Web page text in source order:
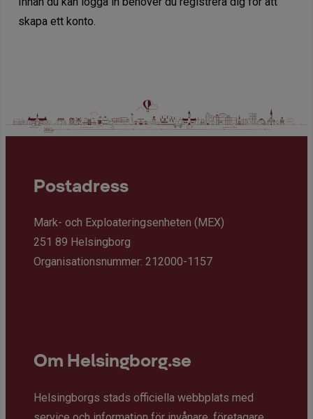
skapa ett konto.
Postadress
Mark- och Exploateringsenheten (MEX)
251 89 Helsingborg
Organisationsnummer: 212000-1157
Om Helsingborg.se
Helsingborgs stads officiella webbplats med